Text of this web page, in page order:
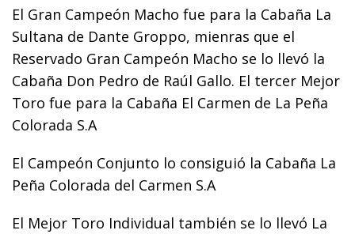
El Gran Campeón Macho fue para la Cabaña La
Sultana de Dante Groppo, mienras que el
Reservado Gran Campeón Macho se lo llevó la
Cabaña Don Pedro de Raúl Gallo. El tercer Mejor
Toro fue para la Cabaña El Carmen de La Peña
Colorada S.A
El Campeón Conjunto lo consiguió la Cabaña La
Peña Colorada del Carmen S.A
El Mejor Toro Individual también se lo llevó La